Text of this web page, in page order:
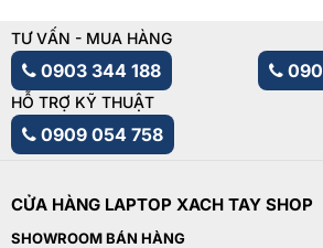
TƯ VẤN - MUA HÀNG
0903 344 188
HỖ TRỢ KỸ THUẬT
0909 054 758
CỬA HÀNG LAPTOP XACH TAY SHOP
SHOWROOM BÁN HÀNG